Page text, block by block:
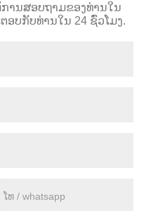
ານສອບຖາມຂອງທ່ານໃນ
ອບກັບທ່ານໃນ 24 ຊົ່ວໂມງ.